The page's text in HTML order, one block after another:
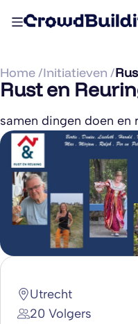
Home /Initiatieven /
Rust en
samen dingen doen en
Utrecht
20 Volgers